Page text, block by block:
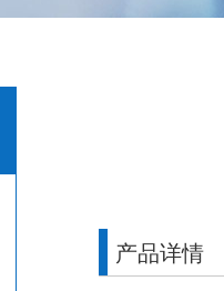
产品详情